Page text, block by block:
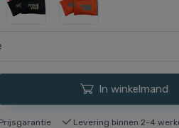
In winkelmand
Levering binnen 2-4